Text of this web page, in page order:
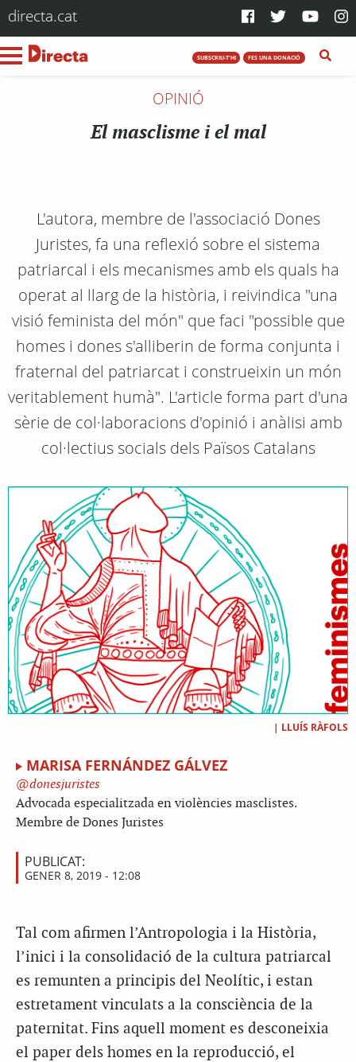
directa.cat
SUBSCRIU-T'HI FES UNA DONACIÓ
OPINIÓ
El masclisme i el mal
L'autora, membre de l'associació Dones
Juristes, fa una reflexió sobre el sistema
patriarcal i els mecanismes amb els quals ha
operat al llarg de la història, i reivindica "una
visió feminista del món" que faci "possible que
homes i dones s'alliberin de forma conjunta i
fraternal del patriarcat i construeixin un món
veritablement humà". L'article forma part d'una
sèrie de col·laboracions d'opinió i anàlisi amb
col·lectius socials dels Països Catalans
| LLUÍS RÀFOLS
MARISA FERNÁNDEZ GÁLVEZ
donesjuristes
Advocada especialitzada en violències masclistes.
Membre de Dones Juristes
PUBLICAT:
GENER 8, 2019 - 12:08
Tal com afirmen l’Antropologia i la Història,
l’inici i la consolidació de la cultura patriarcal
es remunten a principis del Neolític, i estan
estretament vinculats a la consciència de la
paternitat. Fins aquell moment es desconeixia
el paper dels homes en la reproducció, el